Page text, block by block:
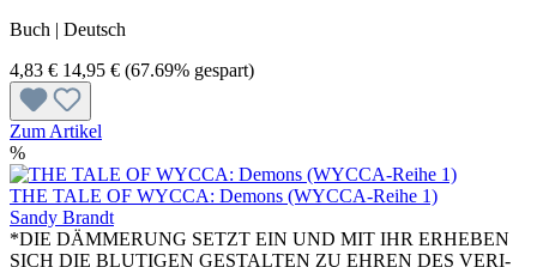
Buch | Deutsch
4,83 € 14,95 € (67.69% gespart)
Zum Artikel
%
THE TALE OF WYCCA: Demons (WYCCA-Reihe 1)
Sandy Brandt
*DIE DÄMMERUNG SETZT EIN UND MIT IHR ERHEBEN
SICH DIE BLUTIGEN GESTALTEN ZU EHREN DES VERI-